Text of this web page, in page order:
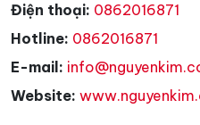
Điện thoại: 0862016871
Hotline: 0862016871
E-mail:
Website: